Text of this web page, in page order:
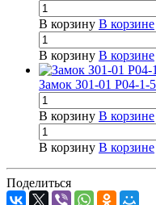
В корзину В корзине
В корзину В корзине
Замок З01-01 Р04-1-
В корзину В корзине
В корзину В корзине
Поделиться